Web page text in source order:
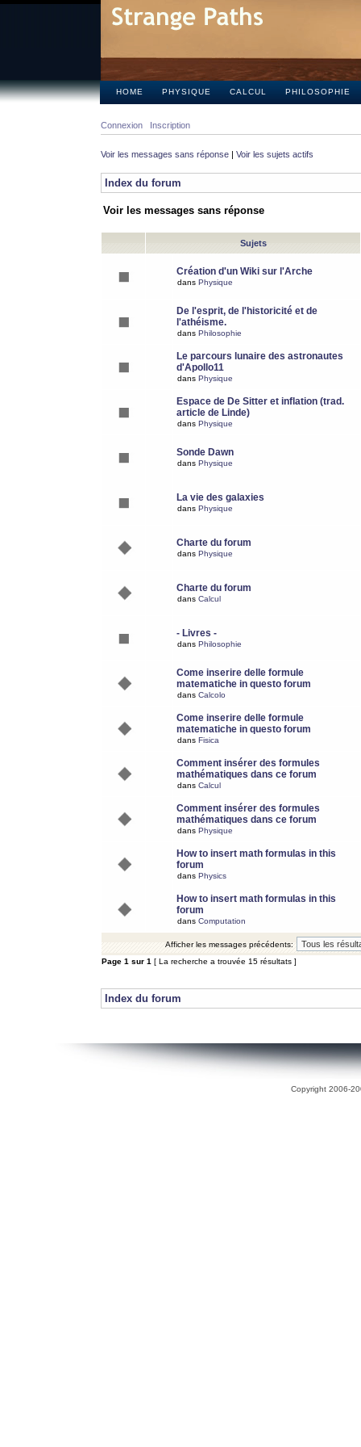
HOME PHYSIQUE CALCUL PHILOSOPHIE
Connexion Inscription
Voir les messages sans réponse | Voir les sujets actifs
Index du forum
Voir les messages sans réponse
Sujets
Création d'un Wiki sur l'Arche
dans Physique
De l'esprit, de l'historicité et de
l'athéisme.
dans Philosophie
Le parcours lunaire des astronautes
d'Apollo11
dans Physique
Espace de De Sitter et inflation (trad.
article de Linde)
dans Physique
Sonde Dawn
dans Physique
La vie des galaxies
dans Physique
Charte du forum
dans Physique
Charte du forum
dans Calcul
- Livres -
dans Philosophie
Come inserire delle formule
matematiche in questo forum
dans Calcolo
Come inserire delle formule
matematiche in questo forum
dans Fisica
Comment insérer des formules
mathématiques dans ce forum
dans Calcul
Comment insérer des formules
mathématiques dans ce forum
dans Physique
How to insert math formulas in this
forum
dans Physics
How to insert math formulas in this
forum
dans Computation
Afficher les messages précédents:
Page 1 sur 1 [ La recherche a trouvée 15 résultats ]
Index du forum
Copyright 2006-